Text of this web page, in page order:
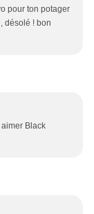
pour ton potager
désolé ! bon
Black